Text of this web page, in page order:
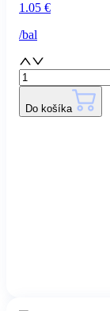
1.05 €
/bal
Do košíka